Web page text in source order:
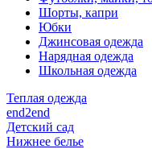
Шорты, капри
Юбки
Джинсовая одежда
Нарядная одежда
Школьная одежда
Теплая одежда
end2end
Детский сад
Нижнее белье